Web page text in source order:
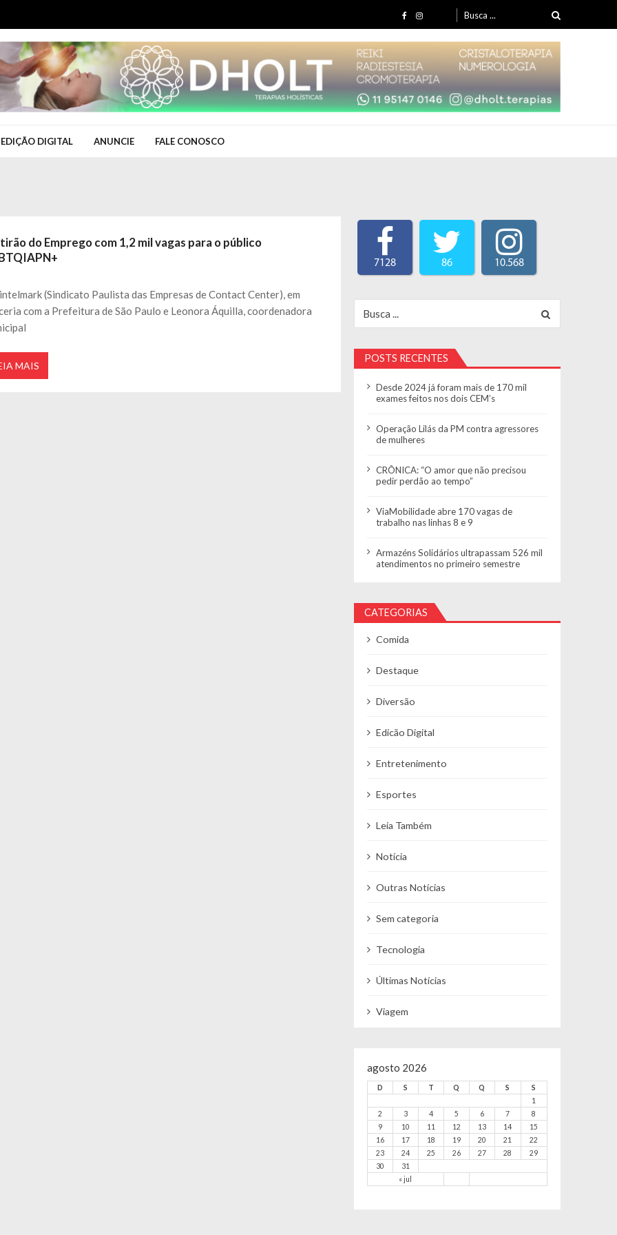
Search for:
EDIÇÃO DIGITAL ANUNCIE FALE CONOSCO
do Emprego com 1,2 mil vagas para o público
(Sindicato Paulista das Empresas de Contact Center), em
com a Prefeitura de São Paulo e Leonora Áquilla, coordenadora
MAIS
7128 86 10.568
POSTS RECENTES
Desde 2024 já foram mais de 170 mil
exames feitos nos dois CEM’s
Operação Lilás da PM contra agressores
de mulheres
CRÔNICA: “O amor que não precisou
pedir perdão ao tempo”
ViaMobilidade abre 170 vagas de
trabalho nas linhas 8 e 9
Armazéns Solidários ultrapassam 526 mil
atendimentos no primeiro semestre
CATEGORIAS
Comida
Destaque
Diversão
Edicão Digital
Entretenimento
Esportes
Leia Também
Notícia
Outras Notícias
Sem categoria
Tecnologia
Últimas Notícias
Viagem
agosto 2026
D S T Q Q S S
« jul
1
2
3 4 5 6 7
8
9
10 11 12 13 14
15
16
17 18 19 20 21
22
23
24 25 26 27 28
29
30
31